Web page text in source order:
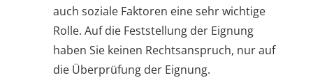
auch soziale Faktoren eine sehr wichtige
Rolle. Auf die Feststellung der Eignung
haben Sie keinen Rechtsanspruch, nur auf
die Überprüfung der Eignung.